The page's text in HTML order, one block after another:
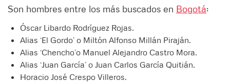
Son hombres entre los más buscados en Bogotá:
Óscar Libardo Rodríguez Rojas.
Alias ‘El Gordo’ o Miltón Alfonso Millán Piraján.
Alias ‘Chencho’o Manuel Alejandro Castro Mora.
Alias ‘Juan García’ o Juan Carlos García Quitián.
Horacio José Crespo Villeros.